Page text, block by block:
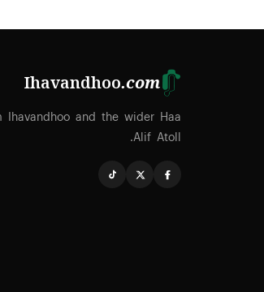
Ihavandhoo.com
and the wider Haa
Alif Atoll.